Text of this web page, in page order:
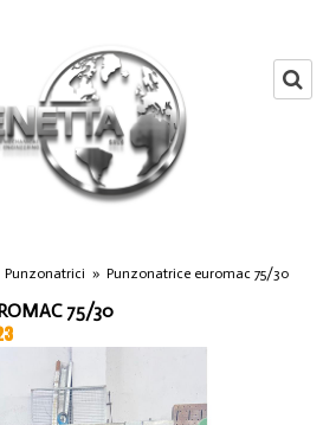
Punzonatrici » Punzonatrice euromac 75/30
75/30